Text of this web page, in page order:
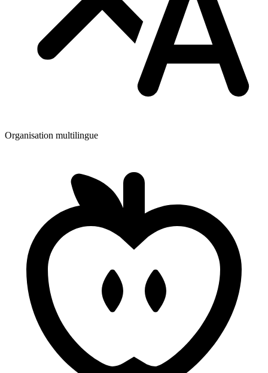
Organisation multilingue